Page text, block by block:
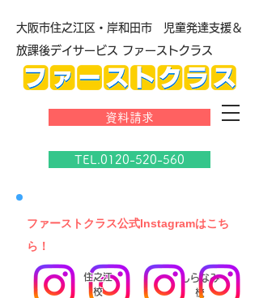
大阪市住之江区・岸和田市 児童発達支援＆
放課後デイサービス ファーストクラス
資料請求
TEL.0120-520-560
​ファーストクラス公式Instagramはこち
ら！
しらなみ
校
住之江
校